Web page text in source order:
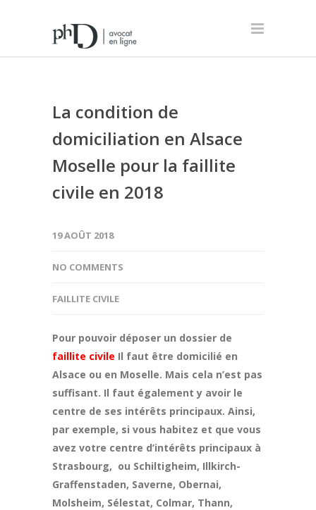
La condition de
domiciliation en Alsace
Moselle pour la faillite
civile en 2018
19 AOÛT 2018
NO COMMENTS
FAILLITE CIVILE
Pour pouvoir déposer un dossier de
faillite civile Il faut être domicilié en
Alsace ou en Moselle. Mais cela n’est pas
suffisant. Il faut également y avoir le
centre de ses intérêts principaux. Ainsi,
par exemple, si vous habitez et que vous
avez votre centre d’intérêts principaux à
Strasbourg, ou Schiltigheim, Illkirch-
Graffenstaden, Saverne, Obernai,
Molsheim, Sélestat, Colmar, Thann,